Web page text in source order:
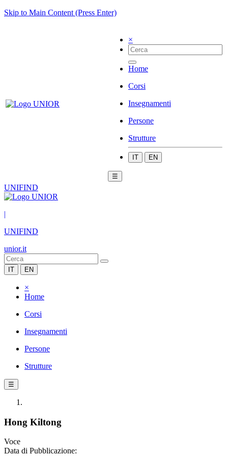
Skip to Main Content (Press Enter)
×
Home
Corsi
Insegnamenti
Persone
Strutture
IT EN
☰
UNIFIND
|
UNIFIND
unior.it
IT EN
×
Home
Corsi
Insegnamenti
Persone
Strutture
☰
Hong Kiltong
Voce
Data di Pubblicazione: